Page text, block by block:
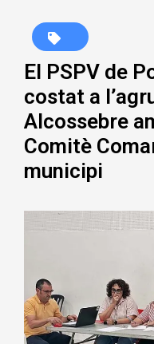
El PSPV de
costat a
Alcossebre
Comitè
municipi